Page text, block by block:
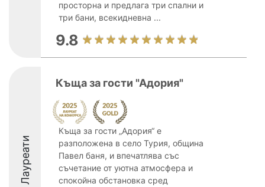
просторна и предлага три спални и
три бани, всекидневна ...
9.8
Лауреати
Къща за гости "Адория"
Къща за гости „Адория“ е
разположена в село Турия, община
Павел баня, и впечатлява със
съчетание от уютна атмосфера и
спокойна обстановка сред